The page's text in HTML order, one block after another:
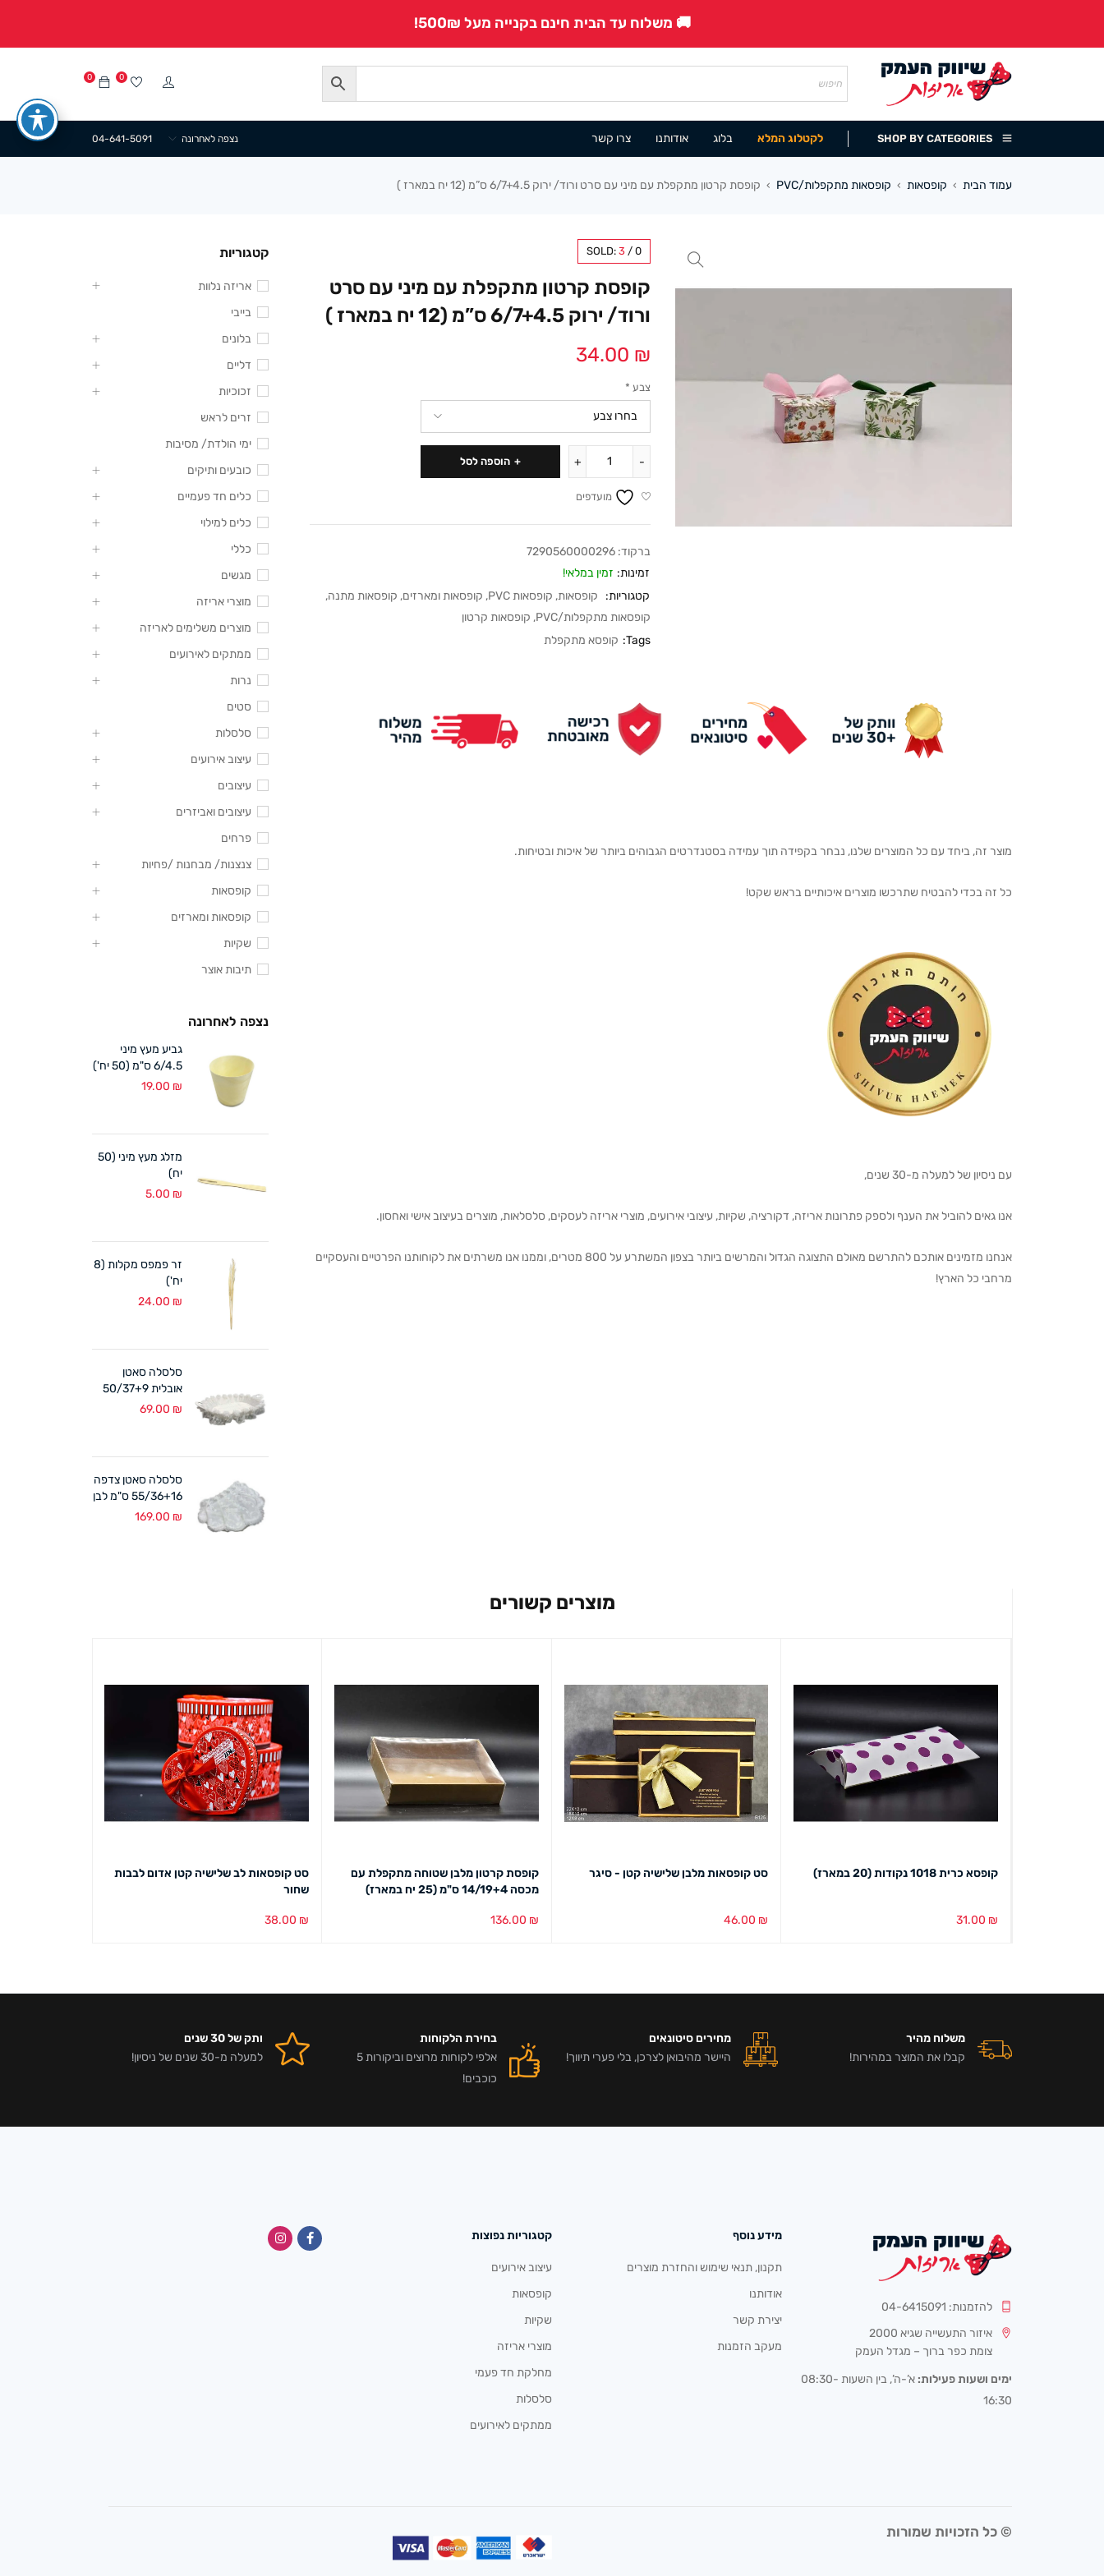
🚚 משלוח עד הבית חינם בקנייה מעל 500₪!
0 0
SHOP BY CATEGORIES לקטלוג המלא בלוג אודותנו צרו קשר 04-641-5091 נצפה לאחרונה
עמוד הבית › קופסאות › קופסאות מתקפלות/PVC › קופסת קרטון מתקפלת עם מיני עם סרט ורוד/ ירוק 6/7+4.5 ס”מ (12 יח במארז )
SOLD: 3 / 0
קופסת קרטון מתקפלת עם מיני עם סרט
ורוד/ ירוק 6/7+4.5 ס”מ (12 יח במארז )
34.00 ₪
צבע *
הוספה לסל
מועדפים
ברקוד: 7290560000296
זמינות: זמין במלאי!
קטגוריות:
קופסאות, קופסאות PVC , קופסאות ומארזים, קופסאות מתנה,
קופסאות מתקפלות/PVC
, קופסאות קרטון
Tags: קופסא מתקפלת
מוצר זה, ביחד עם כל המוצרים שלנו, נבחר בקפידה תוך עמידה בסטנדרטים הגבוהים ביותר של איכות ובטיחות.
כל זה בכדי להבטיח שתרכשו מוצרים איכותיים בראש שקט!
עם ניסיון של למעלה מ-30 שנים,
אנו גאים להוביל את הענף ולספק פתרונות אריזה, דקורציה, שקיות, עיצובי אירועים, מוצרי אריזה לעסקים, סלסלאות, מוצרים בעיצוב אישי ואחסון.
אנחנו מזמינים אותכם להתרשם מאולם התצוגה הגדול והמרשים ביותר בצפון המשתרע על 800 מטרים, וממנו אנו משרתים את לקוחותנו הפרטיים והעסקיים
מרחבי כל הארץ!
קטגוריות
אריזה נלוות
בייבי
בלונים
דליים
זכוכיות
זרים לראש
ימי הולדת/ מסיבות
כובעים ותיקים
כלים חד פעמיים
כלים למילוי
כללי
מגשים
מוצרי אריזה
מוצרים משלימים לאריזה
ממתקים לאירועים
נרות
סטים
סלסלות
עיצוב אירועים
עיצובים
עיצובים ואביזרים
פרחים
צנצנות/ מבחנות /פחיות
קופסאות
קופסאות ומארזים
שקיות
תיבות אוצר
נצפה לאחרונה
גביע מעץ מיני
6/4.5 ס"מ (50 יח')
19.00 ₪
מזלג מעץ מיני (50
יח)
5.00 ₪
זר פמפס מקלות (8
יח')
24.00 ₪
סלסלה סאטן
אובלית 50/37+9
ס"מ לבן
69.00 ₪
סלסלה סאטן צדפה
55/36+16 ס"מ לבן
169.00 ₪
מוצרים קשורים
קופסא כרית 1018 נקודות (20 במארז)
31.00 ₪
סט קופסאות מלבן שלישיה קטן - סיגר
46.00 ₪
קופסת קרטון מלבן שטוחה מתקפלת עם
מכסה 14/19+4 ס"מ (25 יח במארז)
136.00 ₪
סט קופסאות לב שלישיה קטן אדום לבבות
שחור
38.00 ₪
משלוח מהיר
קבלו את המוצר במהירות!
מחירים סיטונאים
היישר מהיבואן לצרכן, בלי פערי תיווך!
בחירת הלקוחות
אלפי לקוחות מרוצים וביקורות 5
כוכבים!
ותק של 30 שנים
למעלה מ-30 שנים של ניסיון!
להזמנות: 04-6415091
איזור התעשייה שגיא 2000
צומת כפר ברוך – מגדל העמק
ימים ושעות פעילות:
א’-ה’, בין השעות 08:30-
16:30
מידע נוסף
תקנון, תנאי שימוש והחזרת מוצרים
אודותנו
יצירת קשר
מעקב הזמנות
קטגוריות נפוצות
עיצוב אירועים
קופסאות
שקיות
מוצרי אריזה
מחלקת חד פעמי
סלסלות
ממתקים לאירועים
© כל הזכויות שמורות